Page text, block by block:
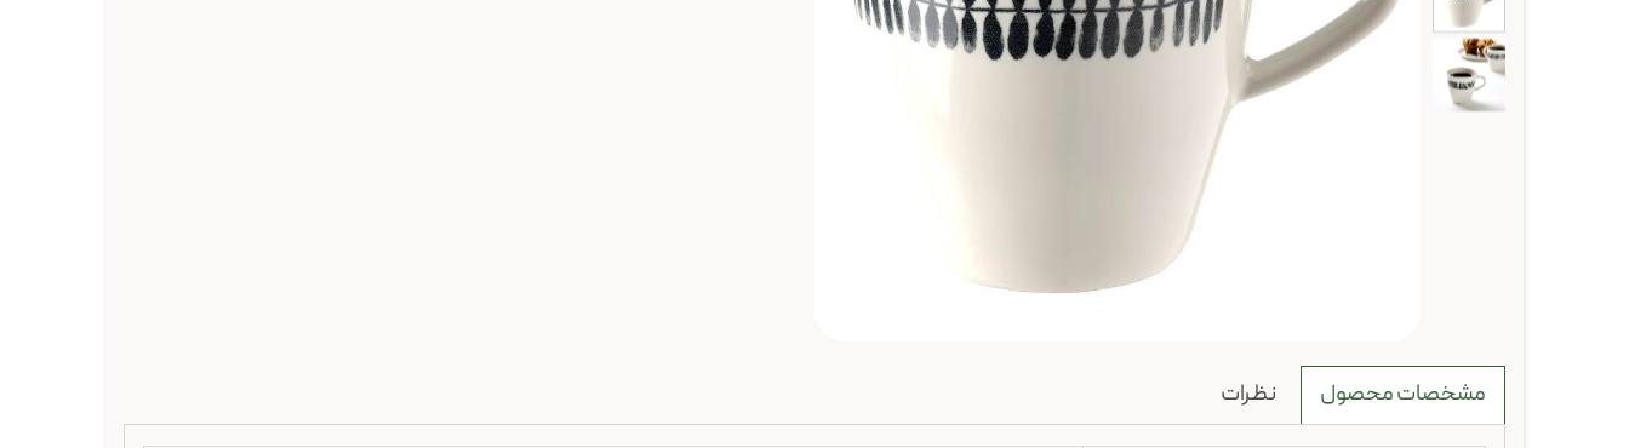
مشخصات محصول نظرات